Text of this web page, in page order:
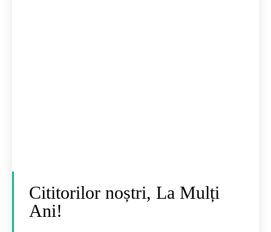
Cititorilor noștri, La Mulți
Ani!